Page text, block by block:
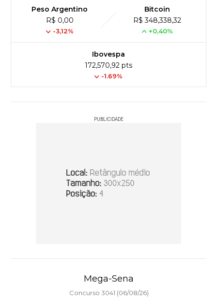
Peso Argentino
R$ 0,00
-3,12%
Bitcoin
R$ 348,338,32
+0,40%
Ibovespa
172,570,92 pts
-1.69%
PUBLICIDADE
Mega-Sena
Concurso 3041 (06/08/26)